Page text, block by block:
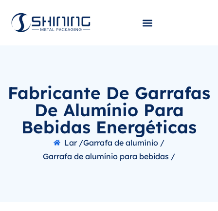
Fabricante De Garrafas
De Alumínio Para
Bebidas Energéticas
Lar /Garrafa de alumínio /
Garrafa de alumínio para bebidas /